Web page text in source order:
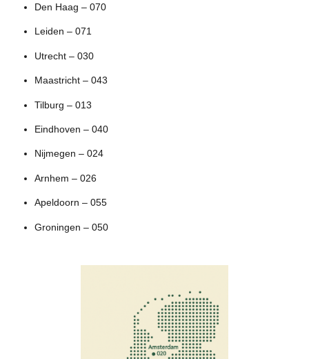
Den Haag – 070
Leiden – 071
Utrecht – 030
Maastricht – 043
Tilburg – 013
Eindhoven – 040
Nijmegen – 024
Arnhem – 026
Apeldoorn – 055
Groningen – 050